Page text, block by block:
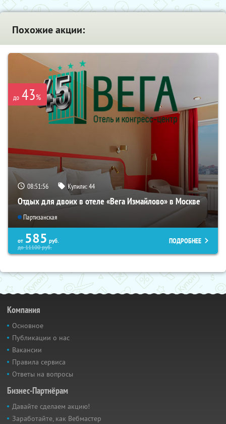
Похожие акции:
до 43%
08:51:56 Купили:44
Отдых для двоих в отеле «Вега Измайлово» в Москве
Партизанская
от 585 руб.
до11100руб.
ПОДРОБНЕЕ
Компания
Основное
Публикации о нас
Вакансии
Правила сервиса
Ответы на вопросы
Бизнес-Партнёрам
Давайте сделаем акцию!
Заработайте, как Вебмастер